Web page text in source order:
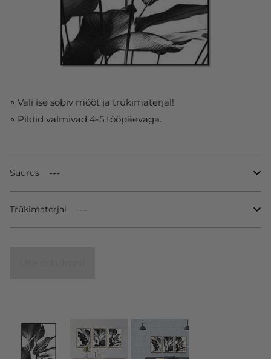
∘ Vali ise sobiv mõõt ja trükimaterjal!
∘ Pildid valmivad 4-5 tööpäevaga.
Suurus
Trükimaterjal